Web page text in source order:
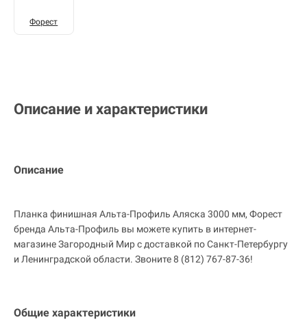
Форест
Описание и характеристики
Описание
Планка финишная Альта-Профиль Аляска 3000 мм, Форест
бренда Альта-Профиль вы можете купить в интернет-
магазине Загородный Мир с доставкой по Санкт-Петербургу
и Ленинградской области. Звоните 8 (812) 767-87-36!
Общие характеристики